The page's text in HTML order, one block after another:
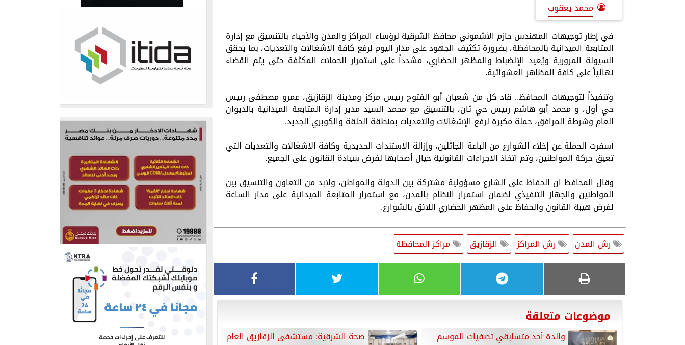
محمد يعقوب
في إطار توجيهات المهندس حازم الأشموني محافظ الشرقية لرؤساء المراكز والمدن والأحياء بالتنسيق مع إدارة
المتابعة الميدانية بالمحافظة، بضرورة تكثيف الجهود على مدار اليوم لرفع كافة الإشغالات والتعديات، بما يحقق
السيولة المرورية ويُعيد الإنضباط والمظهر الحضاري، مشدداً على استمرار الحملات المكثفة حتى يتم القضاء
نهائياً على كافة المظاهر العشوائية.
وتنفيذاً لتوجيهات المحافظ.. قاد كل من شعبان أبو الفتوح رئيس مركز ومدينة الزقازيق، عمرو مصطفى رئيس
حي أول، و محمد أبو هاشم رئيس حي ثان، بالتنسيق مع محمد السيد مدير إدارة المتابعة الميدانية بالديوان
العام وشرطة المرافق، حملة مكبرة لرفع الإشغالات والتعديات بمنطقة الحلقة والكوبري الجديد.
أسفرت الحملة عن إخلاء الشوارع من الباعة الجائلين، وإزالة الإستندات الحديدية وكافة الإشغالات والتعديات التي
تعيق حركة المواطنين، وتم اتخاذ الإجراءات القانونية حيال أصحابها لفرض سيادة القانون على الجميع.
وقال المحافظ ان الحفاظ على الشارع مسؤولية مشتركة بين الدولة والمواطن، ولابد من التعاون والتنسيق بين
المواطنين والجهاز التنفيذي لضمان استمرار النظام بالمدن، مع استمرار المتابعة الميدانية على مدار الساعة
لفرض هيبة القانون والحفاظ على المظهر الحضاري اللائق بالشوارع.
رش المدن رش المراكز الزقازيق مراكز المحافظة
موضوعات متعلقة
والدة أحد متسابقي تصفيات الموسم
صحة الشرقية: مستشفى الزقازيق العام